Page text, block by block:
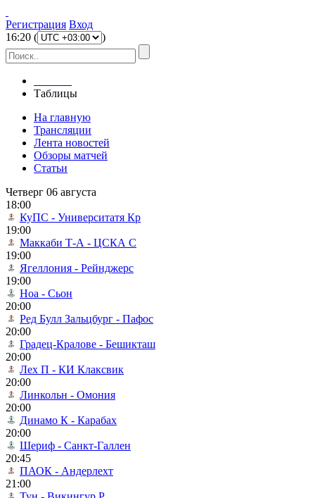
Регистрация Вход
16:20 ( )
Таблицы
На главную
Трансляции
Лента новостей
Обзоры матчей
Статьи
Четверг 06 августа
18:00
КуПС - Университатя Кр
19:00
Маккаби Т-А - ЦСКА С
19:00
Ягеллония - Рейнджерс
19:00
Ноа - Сьон
20:00
Ред Булл Зальцбург - Пафос
20:00
Градец-Кралове - Бешикташ
20:00
Лех П - КИ Клаксвик
20:00
Линкольн - Омония
20:00
Динамо К - Карабах
20:00
Шериф - Санкт-Галлен
20:45
ПАОК - Андерлехт
21:00